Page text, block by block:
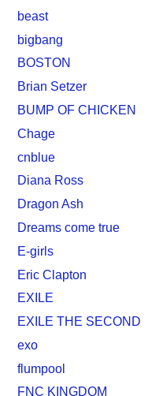
beast
bigbang
BOSTON
Brian Setzer
BUMP OF CHICKEN
Chage
cnblue
Diana Ross
Dragon Ash
Dreams come true
E-girls
Eric Clapton
EXILE
EXILE THE SECOND
exo
flumpool
FNC KINGDOM